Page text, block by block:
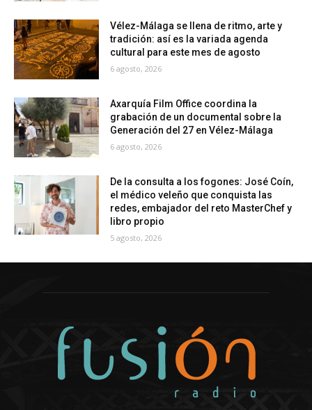
Vélez-Málaga se llena de ritmo, arte y
tradición: así es la variada agenda
cultural para este mes de agosto
6 agosto, 2026
Axarquía Film Office coordina la
grabación de un documental sobre la
Generación del 27 en Vélez-Málaga
6 agosto, 2026
De la consulta a los fogones: José Coín,
el médico veleño que conquista las
redes, embajador del reto MasterChef y
libro propio
5 agosto, 2026